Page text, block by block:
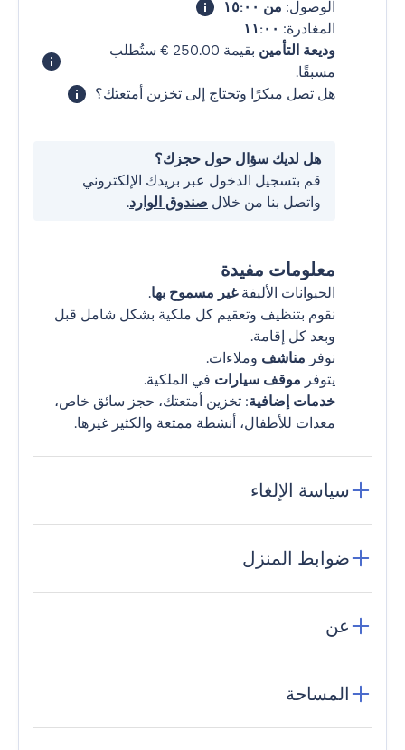
الوصول: من ١٥:٠٠
المغادرة: ١١:٠٠
وديعة التأمين
بقيمة ‏250.00 € ستُطلب
مسبقًا.
هل تصل مبكرًا وتحتاج إلى تخزين أمتعتك؟
هل لديك سؤال حول حجزك؟
قم بتسجيل الدخول عبر بريدك الإلكتروني
واتصل بنا من خلال صندوق الوارد.
معلومات مفيدة
الحيوانات الأليفةغير مسموح بها.
نقوم بتنظيف وتعقيم كل ملكية بشكل شامل قبل
وبعد كل إقامة.
نوفر مناشف وملاءات.
يتوفر موقف سيارات في الملكية.
خدمات إضافية: تخزين أمتعتك، حجز سائق خاص،
معدات للأطفال، أنشطة ممتعة والكثير غيرها.
سياسة الإلغاء
ضوابط المنزل
عن
المساحة